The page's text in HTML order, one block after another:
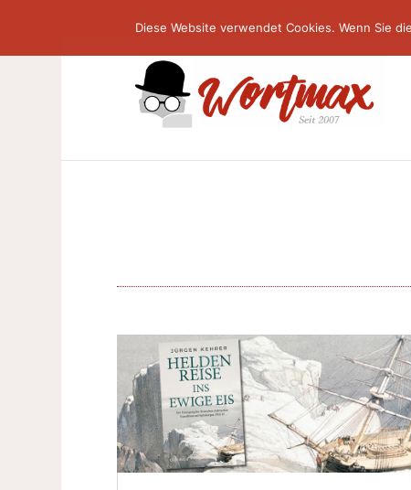
Diese Website verwendet Cookies. Wenn Sie